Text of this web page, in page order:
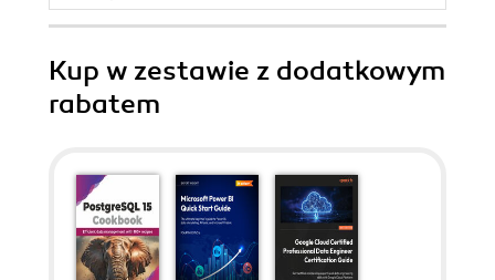
Kup w zestawie z dodatkowym
rabatem